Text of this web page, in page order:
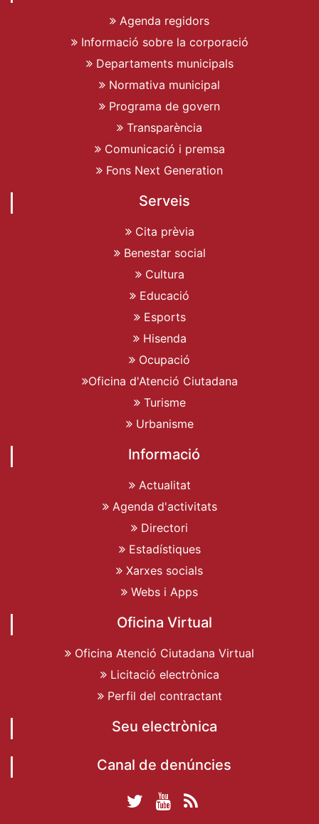
Agenda regidors
Informació sobre la corporació
Departaments municipals
Normativa municipal
Programa de govern
Transparència
Comunicació i premsa
Fons Next Generation
Serveis
Cita prèvia
Benestar social
Cultura
Educació
Esports
Hisenda
Ocupació
Oficina d'Atenció Ciutadana
Turisme
Urbanisme
Informació
Actualitat
Agenda d'activitats
Directori
Estadístiques
Xarxes socials
Webs i Apps
Oficina Virtual
Oficina Atenció Ciutadana Virtual
Licitació electrònica
Perfil del contractant
Seu electrònica
Canal de denúncies
Twitter Ajuntament